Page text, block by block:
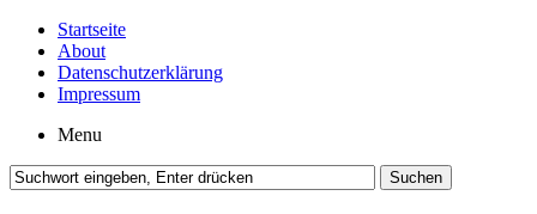
Startseite
About
Datenschutzerklärung
Impressum
Menu